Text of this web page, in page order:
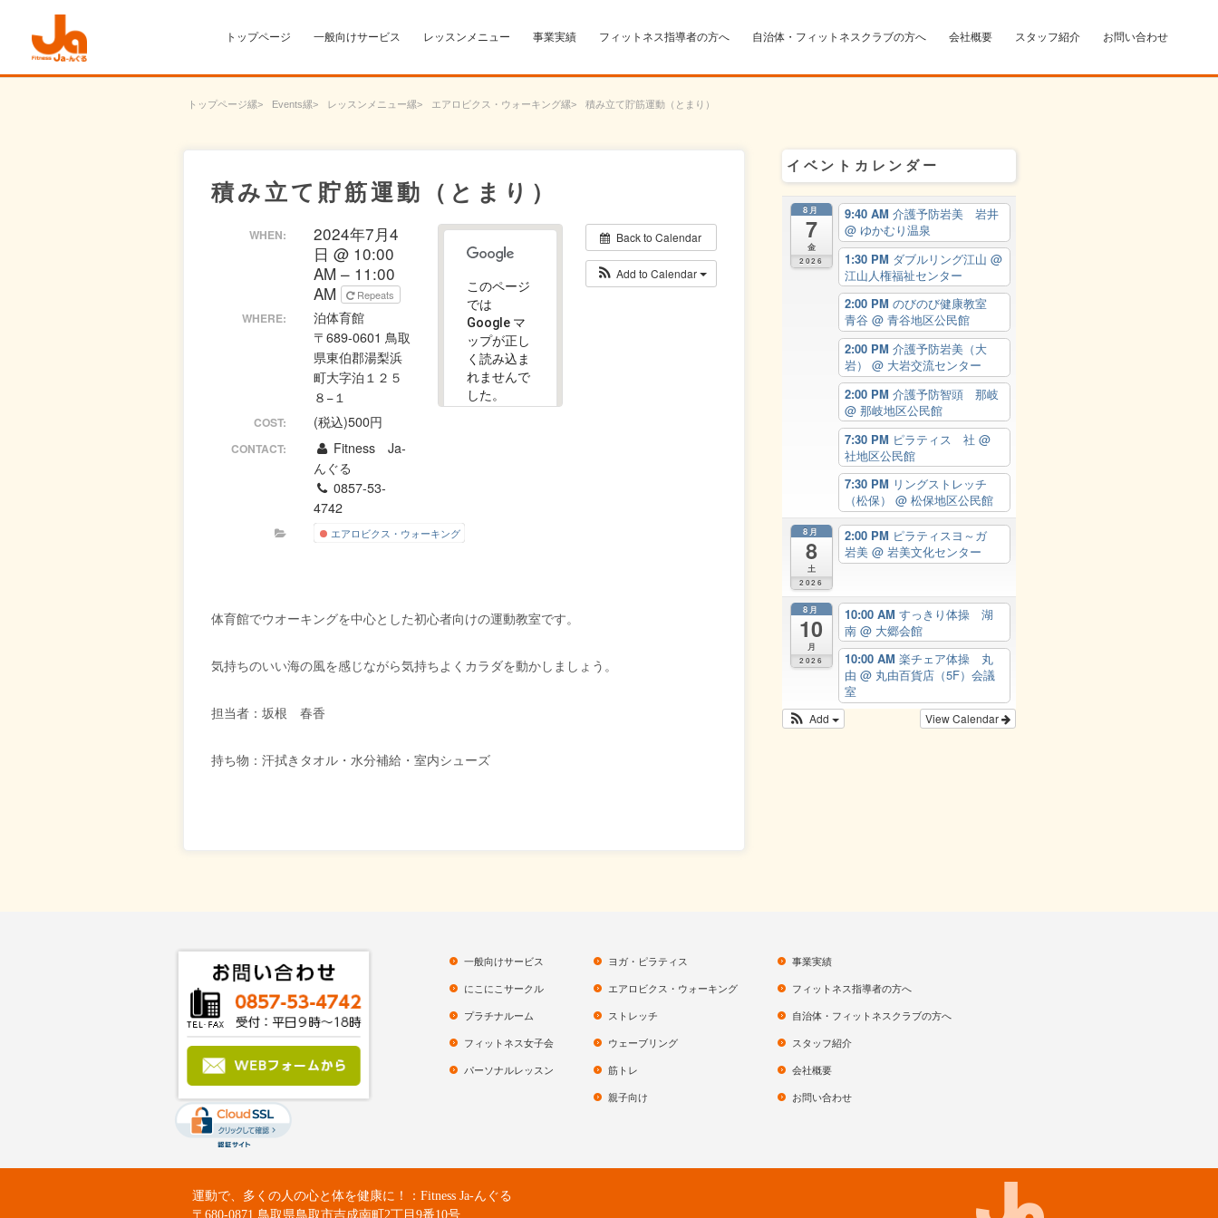
トップページ 一般向けサービス レッスンメニュー 事業実績 フィットネス指導者の方へ 自治体・フィットネスクラブの方へ 会社概要 スタッフ紹介 お問い合わせ
トップページ Events レッスンメニュー エアロビクス・ウォーキング 積み立て貯筋運動（とまり）
積み立て貯筋運動（とまり）
Back to Calendar
Add to Calendar
このページ
では
Google マ
ップが正し
く読み込ま
れませんで
した。
WHEN:
2024年7月4
日 @ 10:00
AM – 11:00
AM
Repeats
WHERE:
泊体育館
〒689-0601 鳥取
県東伯郡湯梨浜
町大字泊１２５
８−１
COST: (税込)500円
CONTACT:
Fitness Ja-
んぐる
0857-53-
4742
エアロビクス・ウォーキング
体育館でウオーキングを中心とした初心者向けの運動教室です。
気持ちのいい海の風を感じながら気持ちよくカラダを動かしましょう。
担当者：坂根 春香
持ち物：汗拭きタオル・水分補給・室内シューズ
イベントカレンダー
8月
7
金
2026
9:40 AM 介護予防岩美 岩井
@ ゆかむり温泉
1:30 PM ダブルリング江山 @
江山人権福祉センター
2:00 PM のびのび健康教室
青谷 @ 青谷地区公民館
2:00 PM 介護予防岩美（大
岩） @ 大岩交流センター
2:00 PM 介護予防智頭 那岐
@ 那岐地区公民館
7:30 PM ピラティス 社 @
社地区公民館
7:30 PM リングストレッチ
（松保） @ 松保地区公民館
8月
8
土
2026
2:00 PM ピラティスヨ～ガ
岩美 @ 岩美文化センター
8月
10
月
2026
10:00 AM すっきり体操 湖
南 @ 大郷会館
10:00 AM 楽チェア体操 丸
由 @ 丸由百貨店（5F）会議
室
View Calendar
Add
一般向けサービス
にこにこサークル
プラチナルーム
フィットネス女子会
パーソナルレッスン
ヨガ・ピラティス
エアロビクス・ウォーキング
ストレッチ
ウェーブリング
筋トレ
親子向け
事業実績
フィットネス指導者の方へ
自治体・フィットネスクラブの方へ
スタッフ紹介
会社概要
お問い合わせ
運動で、多くの人の心と体を健康に！：Fitness Ja-んぐる
〒680-0871 鳥取県鳥取市吉成南町2丁目9番10号